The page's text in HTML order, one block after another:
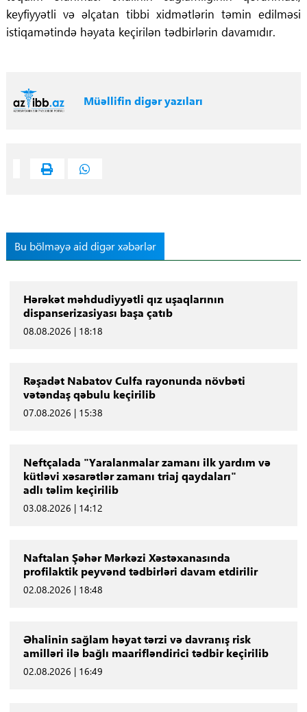
keyfiyyətli və əlçatan tibbi xidmətlərin təmin edilməsi
istiqamətində həyata keçirilən tədbirlərin davamıdır.
Müəllifin digər yazıları
Bu bölməyə aid digər xəbərlər
Hərəkət məhdudiyyətli qız uşaqlarının
dispanserizasiyası başa çatıb
08.08.2026 | 18:18
Rəşadət Nabatov Culfa rayonunda növbəti
vətəndaş qəbulu keçirilib
07.08.2026 | 15:38
Neftçalada "Yaralanmalar zamanı ilk yardım və
kütləvi xəsarətlər zamanı triaj qaydaları"
adlı təlim keçirilib
03.08.2026 | 14:12
Naftalan Şəhər Mərkəzi Xəstəxanasında
profilaktik peyvənd tədbirləri davam etdirilir
02.08.2026 | 18:48
Əhalinin sağlam həyat tərzi və davranış risk
amilləri ilə bağlı maarifləndirici tədbir keçirilib
02.08.2026 | 16:49